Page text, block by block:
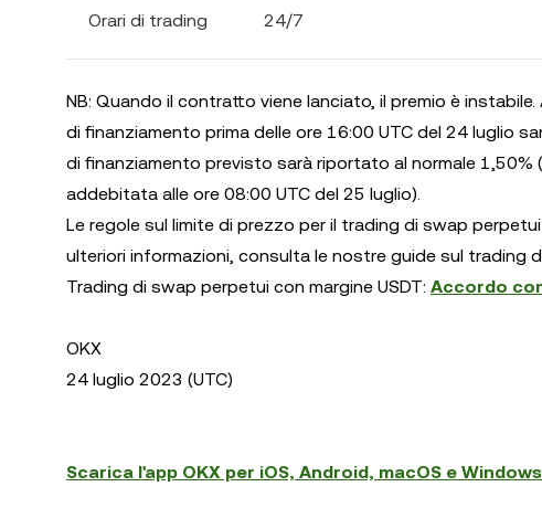
Orari di trading 24/7
NB: Quando il contratto viene lanciato, il premio è
di finanziamento prima delle ore 16:00 UTC del 24 luglio
di finanziamento previsto sarà riportato al normale
addebitata alle ore 08:00 UTC del 25 luglio).
Le regole sul limite di prezzo per il trading di swap
ulteriori informazioni, consulta le nostre guide sul trading
Trading di swap perpetui con margine USDT: Accordo
OKX
24 luglio 2023 (UTC)
Scarica l'app OKX per iOS, Android, macOS e Windows